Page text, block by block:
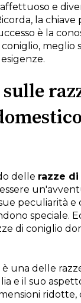
e
la chiave
è la
meglio
delle razze
peculiarità e
speciale.
di coniglio
è una delle
e il suo
ridotte,